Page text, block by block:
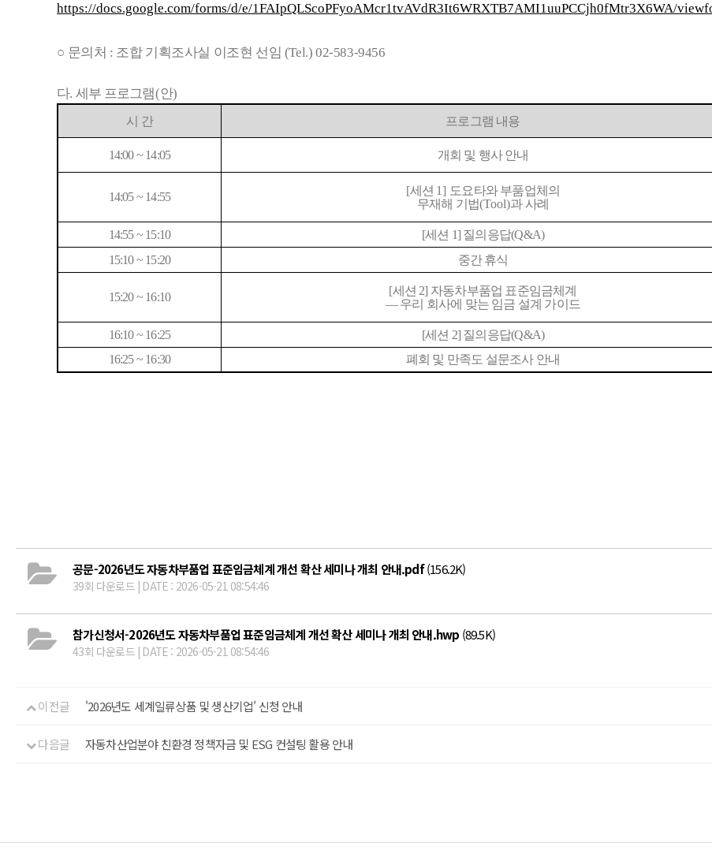
https://docs.google.com/forms/d/e/1FAIpQLScoPFyoAMcr1tvAVdR3It6WRXTB7AMI1uuPCCjh0fMtr3X6WA/
○ 문의처 : 조합 기획조사실 이조현 선임 (Tel.) 02-583-9456
다.세부 프로그램(안)
시 간 프로그램 내용
14:00 ~ 14:05 개회 및 행사 안내
14:05 ~ 14:55 [세션 1] 도요타와 부품업체의
무재해 기법(Tool)과 사례
14:55 ~ 15:10 [세션 1] 질의응답(Q&A)
15:10 ~ 15:20
중간 휴식
15:20 ~ 16:10 [세션 2] 자동차부품업 표준임금체계
—우리 회사에 맞는 임금 설계 가이드
16:10 ~ 16:25 [세션 2] 질의응답(Q&A)
16:25 ~ 16:30
폐회 및 만족도 설문조사 안내
공문-2026년도 자동차부품업 표준임금체계 개선 확산 세미나 개최 안내.pdf(156.2K)
39회 다운로드 | DATE : 2026-05-21 08:54:46
참가신청서-2026년도 자동차부품업 표준임금체계 개선 확산 세미나 개최 안내.hwp (89.5K)
43회 다운로드 | DATE : 2026-05-21 08:54:46
이전글 '2026년도 세계일류상품 및 생산기업' 신청 안내
다음글 자동차산업분야 친환경 정책자금 및 ESG 컨설팅 활용 안내